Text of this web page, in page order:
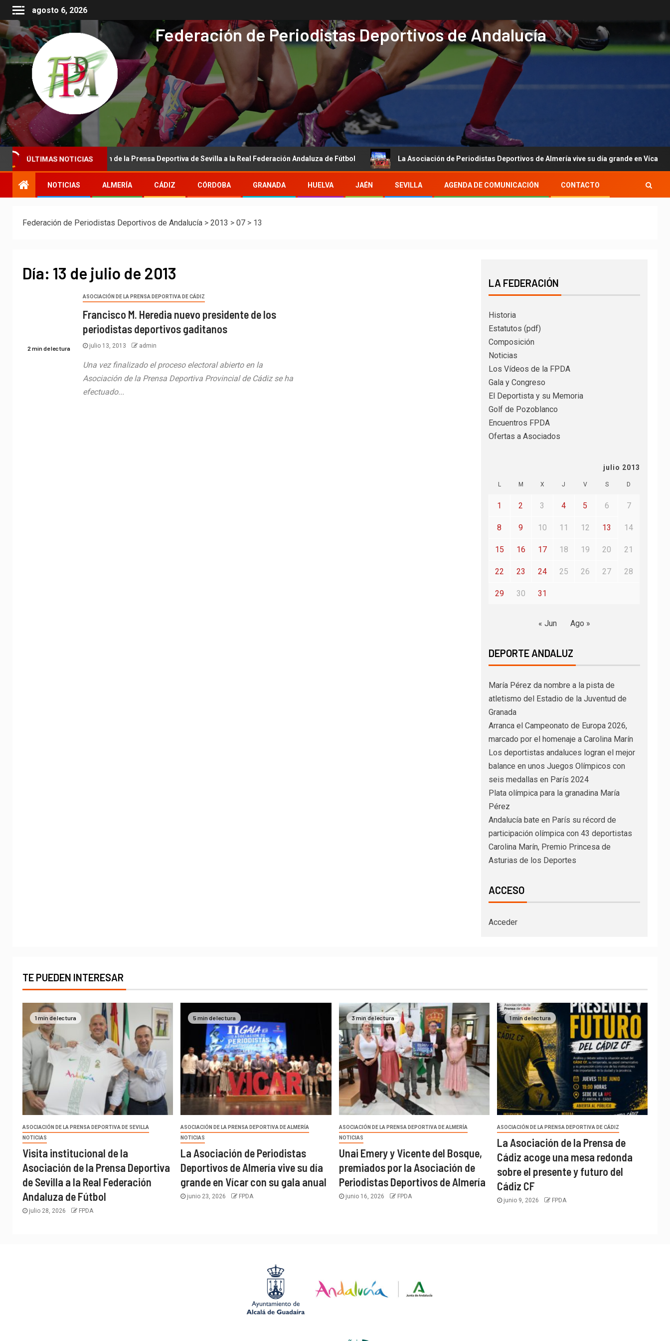
agosto 6, 2026
Federación de Periodistas Deportivos de Andalucía
ÚLTIMAS NOTICIAS
de la Asociación de la Prensa Deportiva de Sevilla a la Real Federación Andaluza de Fútbol La Asociación de Periodistas Deportivos de Almería vive su día grande en Vícar con su
NOTICIAS ALMERÍA CÁDIZ CÓRDOBA GRANADA HUELVA JAÉN SEVILLA AGENDA DE COMUNICACIÓN CONTACTO
Federación de Periodistas Deportivos de Andalucía > 2013 > 07 > 13
Día: 13 de julio de 2013
2 min de lectura
ASOCIACIÓN DE LA PRENSA DEPORTIVA DE CÁDIZ
Francisco M. Heredia nuevo presidente de los
periodistas deportivos gaditanos
julio 13, 2013 admin
Una vez finalizado el proceso electoral abierto en la
Asociación de la Prensa Deportiva Provincial de Cádiz se ha
efectuado...
LA FEDERACIÓN
Historia
Estatutos (pdf)
Composición
Noticias
Los Vídeos de la FPDA
Gala y Congreso
El Deportista y su Memoria
Golf de Pozoblanco
Encuentros FPDA
Ofertas a Asociados
julio 2013
L M X J V S D
1 2 3 4 5 6 7
8 9 10 11 12 13 14
15 16 17 18 19 20 21
22 23 24 25 26 27 28
29 30 31
« Jun Ago »
DEPORTE ANDALUZ
María Pérez da nombre a la pista de
atletismo del Estadio de la Juventud de
Granada
Arranca el Campeonato de Europa 2026,
marcado por el homenaje a Carolina Marín
Los deportistas andaluces logran el mejor
balance en unos Juegos Olímpicos con
seis medallas en París 2024
Plata olímpica para la granadina María
Pérez
Andalucía bate en París su récord de
participación olímpica con 43 deportistas
Carolina Marín, Premio Princesa de
Asturias de los Deportes
ACCESO
Acceder
TE PUEDEN INTERESAR
1 min de lectura
ASOCIACIÓN DE LA PRENSA DEPORTIVA DE SEVILLA
NOTICIAS
Visita institucional de la
Asociación de la Prensa Deportiva
de Sevilla a la Real Federación
Andaluza de Fútbol
julio 28, 2026 FPDA
5 min de lectura
ASOCIACIÓN DE LA PRENSA DEPORTIVA DE ALMERÍA
NOTICIAS
La Asociación de Periodistas
Deportivos de Almería vive su día
grande en Vícar con su gala anual
junio 23, 2026 FPDA
3 min de lectura
ASOCIACIÓN DE LA PRENSA DEPORTIVA DE ALMERÍA
NOTICIAS
Unai Emery y Vicente del Bosque,
premiados por la Asociación de
Periodistas Deportivos de Almería
junio 16, 2026 FPDA
1 min de lectura
ASOCIACIÓN DE LA PRENSA DEPORTIVA DE CÁDIZ
La Asociación de la Prensa de
Cádiz acoge una mesa redonda
sobre el presente y futuro del
Cádiz CF
junio 9, 2026 FPDA